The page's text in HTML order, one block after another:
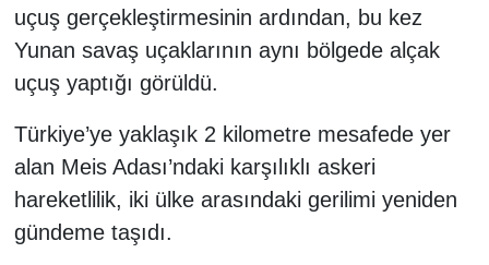
uçuş gerçekleştirmesinin ardından, bu kez
Yunan savaş uçaklarının aynı bölgede alçak
uçuş yaptığı görüldü.
Türkiye’ye yaklaşık 2 kilometre mesafede yer
alan Meis Adası’ndaki karşılıklı askeri
hareketlilik, iki ülke arasındaki gerilimi yeniden
gündeme taşıdı.